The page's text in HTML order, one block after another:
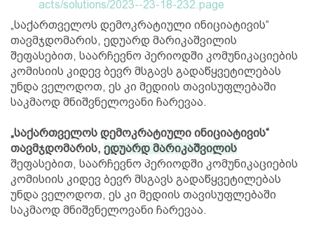
acts/solutions/2023--23-18-232.page
„საქართველოს დემოკრატიული ინიციატივის“
თავმჯდომარის, ედუარდ მარიკაშვილის
შეფასებით, საარჩევნო პერიოდში კომუნიკაციების
კომისიის კიდევ ბევრ მსგავს გადაწყვეტილებას
უნდა ველოდოთ, ეს კი მედიის თავისუფლებაში
საკმაოდ მნიშვნელოვანი ჩარევაა.
„საქართველოს დემოკრატიული ინიციატივის“
თავმჯდომარის, ედუარდ მარიკაშვილის
შეფასებით, საარჩევნო პერიოდში კომუნიკაციების
კომისიის კიდევ ბევრ მსგავს გადაწყვეტილებას
უნდა ველოდოთ, ეს კი მედიის თავისუფლებაში
საკმაოდ მნიშვნელოვანი ჩარევაა.